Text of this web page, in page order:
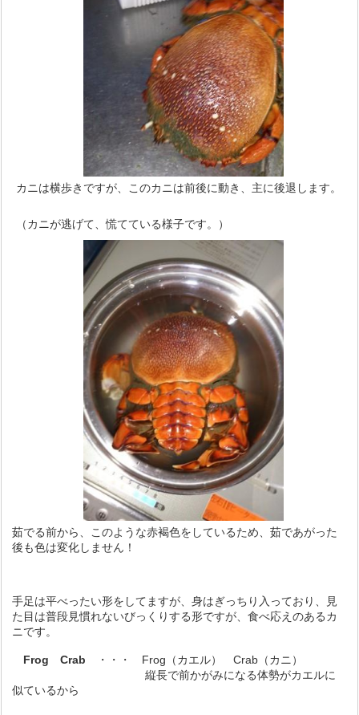
カニは横歩きですが、このカニは前後に動き、主に後退します。
（カニが逃げて、慌てている様子です。）
茹でる前から、このような赤褐色をしているため、茹であがった
後も色は変化しません！
手足は平べったい形をしてますが、身はぎっちり入っており、見
た目は普段見慣れないびっくりする形ですが、食べ応えのあるカ
ニです。
Frog Crab ・・・ Frog（カエル） Crab（カニ）
縦長で前かがみになる体勢がカエルに
似ているから